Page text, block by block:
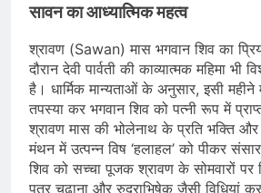
सावन का आध्यात्मिक महत्व
श्रावण (Sawan) मास भगवान शिव का
दौरान देवी पार्वती की काव्यात्मक महिमा भी
है। धार्मिक मान्यताओं के अनुसार, इसी महीने
तपस्या कर भगवान शिव को पत्नी रूप में
श्रावण मास की भोलेनाथ के प्रति भक्ति
मंथन में उत्पन्न विष ‘हलाहल’ को पीकर
शिव को सच्चा पूजक श्रावण के सोमवारों
पत्र चढ़ाना और रुद्राभिषेक जैसी विधियां